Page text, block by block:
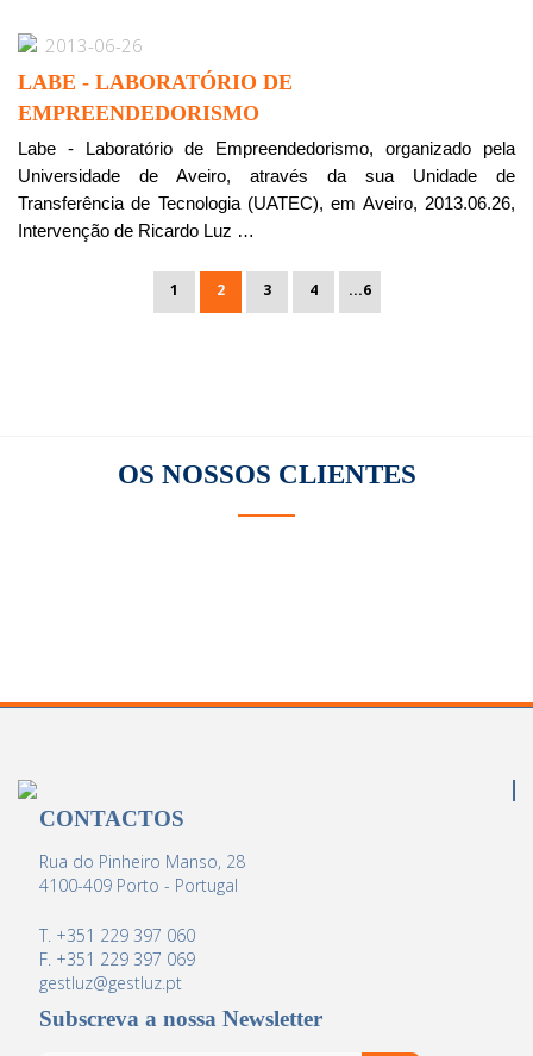
2013-06-26
LABE - LABORATÓRIO DE
EMPREENDEDORISMO
Labe - Laboratório de Empreendedorismo, organizado pela
Universidade de Aveiro, através da sua Unidade de
Transferência de Tecnologia (UATEC), em Aveiro, 2013.06.26,
Intervenção de Ricardo Luz …
1 2 3 4 ...6
OS NOSSOS CLIENTES
CONTACTOS
Rua do Pinheiro Manso, 28
4100-409 Porto - Portugal
T. +351 229 397 060
F. +351 229 397 069
gestluz@gestluz.pt
Subscreva a nossa Newsletter